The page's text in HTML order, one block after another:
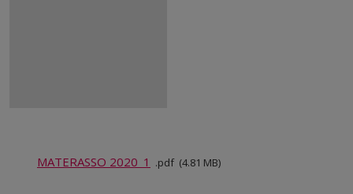
MATERASSO 2020_1 pdf 4.81 MB